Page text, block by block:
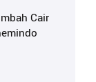
Cair